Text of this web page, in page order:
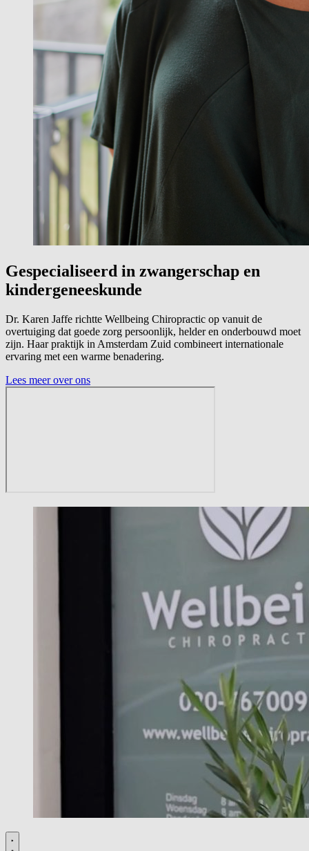
Gespecialiseerd in zwangerschap en
kindergeneeskunde
Dr. Karen Jaffe richtte Wellbeing Chiropractic op vanuit de
overtuiging dat goede zorg persoonlijk, helder en onderbouwd moet
zijn. Haar praktijk in Amsterdam Zuid combineert internationale
ervaring met een warme benadering.
Lees meer over ons